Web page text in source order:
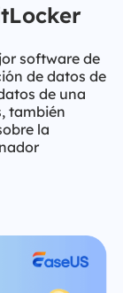
software de
de datos de
de una
también
la